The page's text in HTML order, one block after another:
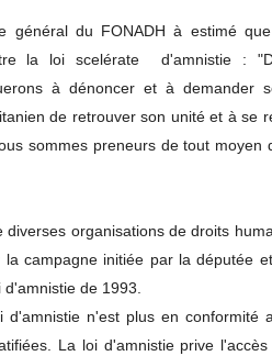
général du FONADH à estimé
la loi scelérate d'amnistie :
à dénoncer et à demander
de retrouver son unité et à se
sommes preneurs de tout moyen
diverses organisations de droits
campagne initiée par la députée
de 1993.
d'amnistie n'est plus en conformité
La loi d'amnistie prive